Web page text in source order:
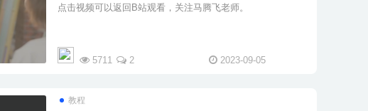
点击视频可以返回B站观看，关注马腾飞老师。
5711 2 2023-09-05
教程